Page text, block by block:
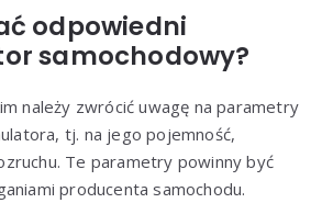
odpowiedni
samochodowy?
należy zwrócić uwagę na parametry
tj. na jego pojemność,
Te parametry powinny być
producenta samochodu.